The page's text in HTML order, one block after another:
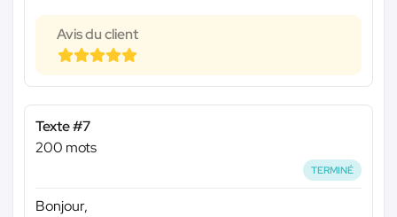
Avis du client
Texte #7
200 mots
TERMINÉ
Bonjour,